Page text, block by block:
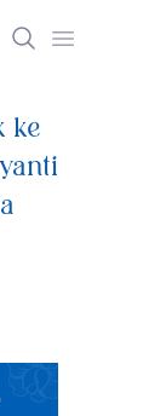
Open
ke